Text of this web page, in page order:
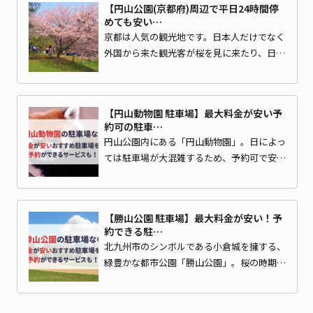
【円山公園(京都府)周辺で平日24時間停
めても安い…
京都は人気の観光地です。日本人だけでなく
外国から来た観光客が桜を見に来たり、日…
【円山動物園 駐車場】最大料金が安い予
約可の駐車…
円山公園内にある「円山動物園」。日によっ
ては駐車場が大混雑するため、予約可で安…
【勝山公園 駐車場】最大料金が安い！予
約できる駐…
北九州市のシンボルである小倉城を擁する、
緑豊かな都市公園「勝山公園」。桜の時期…